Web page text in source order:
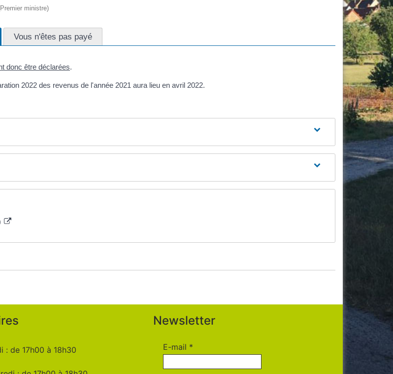
ministre)
Vous n'êtes pas payé
donc être déclarées.
2022 des revenus de l'année 2021 aura lieu en avril 2022.
: de 17h00 à 18h30
Newsletter
E-mail *